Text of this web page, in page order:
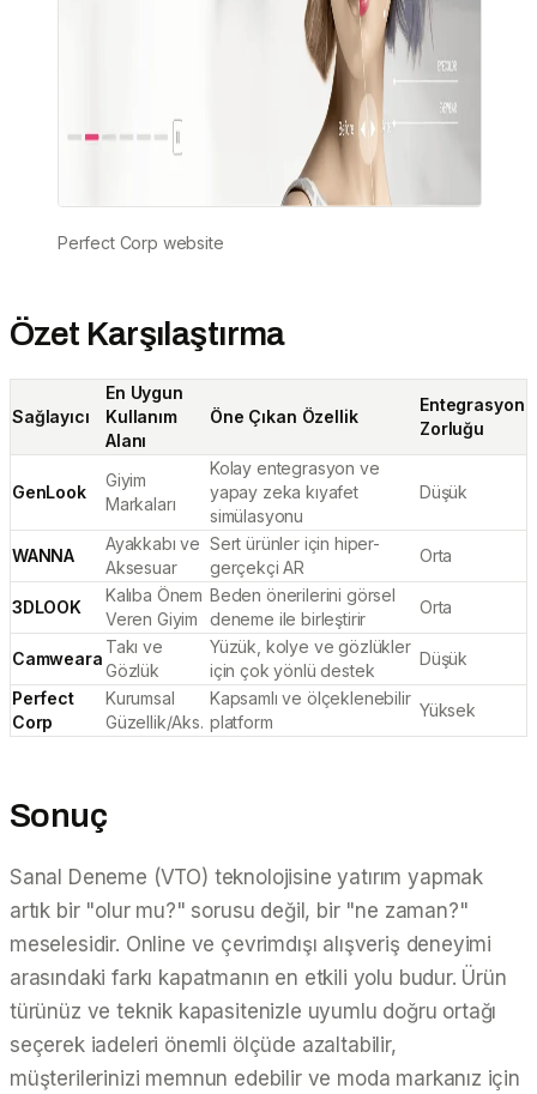
Perfect Corp website
Özet Karşılaştırma
Sağlayıcı
En Uygun
Kullanım
Alanı
Öne Çıkan Özellik
Entegrasyon
Zorluğu
GenLook
Giyim
Markaları
Kolay entegrasyon ve
yapay zeka kıyafet
simülasyonu
Düşük
WANNA
Ayakkabı ve
Aksesuar
Sert ürünler için hiper-
gerçekçi AR
Orta
3DLOOK
Kalıba Önem
Veren Giyim
Beden önerilerini görsel
deneme ile birleştirir
Orta
Camweara
Takı ve
Gözlük
Yüzük, kolye ve gözlükler
için çok yönlü destek
Düşük
Perfect
Corp
Kurumsal
Güzellik/Aks.
Kapsamlı ve ölçeklenebilir
platform
Yüksek
Sonuç
Sanal Deneme (VTO) teknolojisine yatırım yapmak
artık bir "olur mu?" sorusu değil, bir "ne zaman?"
meselesidir. Online ve çevrimdışı alışveriş deneyimi
arasındaki farkı kapatmanın en etkili yolu budur. Ürün
türünüz ve teknik kapasitenizle uyumlu doğru ortağı
seçerek iadeleri önemli ölçüde azaltabilir,
müşterilerinizi memnun edebilir ve moda markanız için